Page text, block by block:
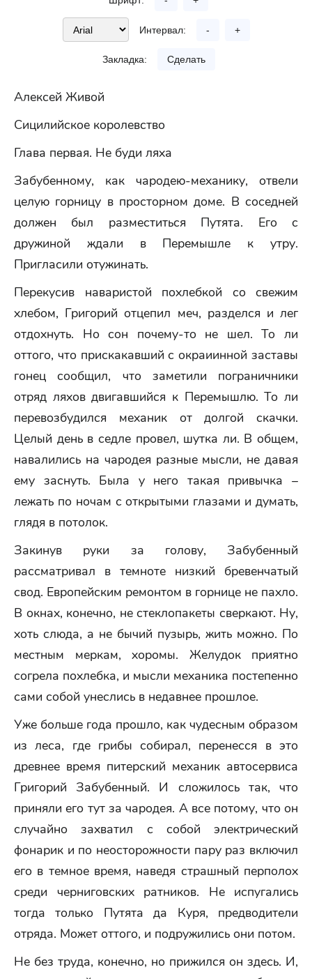
Интервал: - +
Закладка: Сделать
Алексей Живой
Сицилийское королевство
Глава первая. Не буди ляха
Забубенному, как чародею-механику, отвели
целую горницу в просторном доме. В соседней
должен был разместиться Путята. Его с
дружиной ждали в Перемышле к утру.
Пригласили отужинать.
Перекусив наваристой похлебкой со свежим
хлебом, Григорий отцепил меч, разделся и лег
отдохнуть. Но сон почему-то не шел. То ли
оттого, что прискакавший с окраиинной заставы
гонец сообщил, что заметили пограничники
отряд ляхов двигавшийся к Перемышлю. То ли
перевозбудился механик от долгой скачки.
Целый день в седле провел, шутка ли. В общем,
навалились на чародея разные мысли, не давая
ему заснуть. Была у него такая привычка –
лежать по ночам с открытыми глазами и думать,
глядя в потолок.
Закинув руки за голову, Забубенный
рассматривал в темноте низкий бревенчатый
свод. Европейским ремонтом в горнице не пахло.
В окнах, конечно, не стеклопакеты сверкают. Ну,
хоть слюда, а не бычий пузырь, жить можно. По
местным меркам, хоромы. Желудок приятно
согрела похлебка, и мысли механика постепенно
сами собой унеслись в недавнее прошлое.
Уже больше года прошло, как чудесным образом
из леса, где грибы собирал, перенесся в это
древнее время питерский механик автосервиса
Григорий Забубенный. И сложилось так, что
приняли его тут за чародея. А все потому, что он
случайно захватил с собой электрический
фонарик и по неосторожности пару раз включил
его в темное время, наведя страшный перполох
среди черниговских ратников. Не испугались
тогда только Путята да Куря, предводители
отряда. Может оттого, и подружились они потом.
Не без труда, конечно, но прижился он здесь. И,